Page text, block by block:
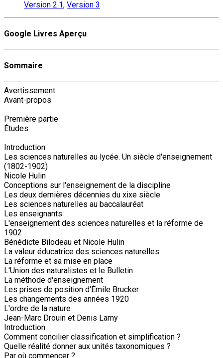
Version 2.1, Version 3
Google Livres Aperçu
Sommaire
Avertissement
Avant-propos
Première partie
Études
Introduction
Les sciences naturelles au lycée. Un siècle d'enseignement
(1802-1902)
Nicole Hulin
Conceptions sur l'enseignement de la discipline
Les deux dernières décennies du xixe siècle
Les sciences naturelles au baccalauréat
Les enseignants
L'enseignement des sciences naturelles et la réforme de
1902
Bénédicte Bilodeau et Nicole Hulin
La valeur éducatrice des sciences naturelles
La réforme et sa mise en place
L'Union des naturalistes et le Bulletin
La méthode d'enseignement
Les prises de position d'Émile Brucker
Les changements des années 1920
L'ordre de la nature
Jean-Marc Drouin et Denis Lamy
Introduction
Comment concilier classification et simplification ?
Quelle réalité donner aux unités taxonomiques ?
Par où commencer ?